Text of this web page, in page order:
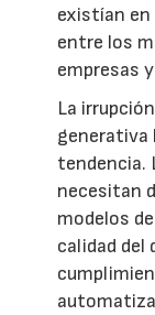
existían en
entre los
empresas
La
generativa
tendencia.
necesitan
modelos
calidad del